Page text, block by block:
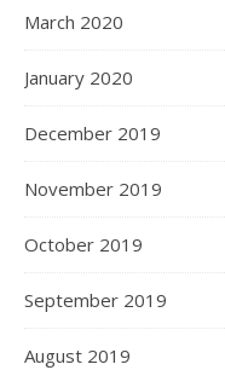
March 2020
January 2020
December 2019
November 2019
October 2019
September 2019
August 2019